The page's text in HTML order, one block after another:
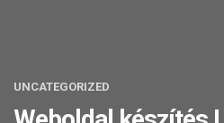
UNCATEGORIZED